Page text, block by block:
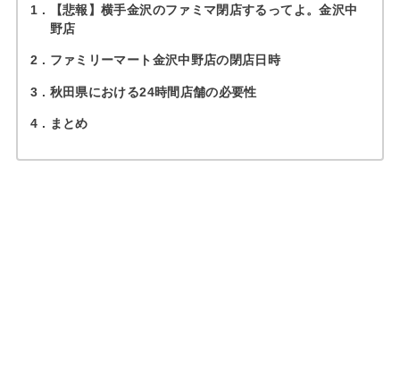
1
【悲報】横手金沢のファミマ閉店するってよ。金沢中
野店
2 ファミリーマート金沢中野店の閉店日時
3 秋田県における24時間店舗の必要性
4 まとめ